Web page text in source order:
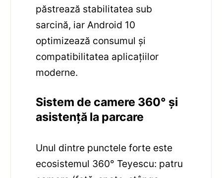
păstrează stabilitatea sub
sarcină, iar Android 10
optimizează consumul și
compatibilitatea aplicațiilor
moderne.
Sistem de camere 360° și
asistență la parcare
Unul dintre punctele forte este
ecosistemul 360° Teyescu: patru